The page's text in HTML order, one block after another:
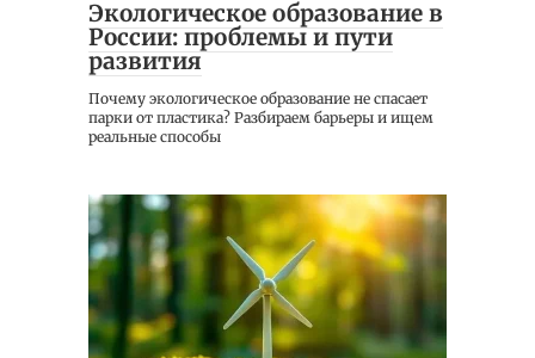
Экологическое образование в
России: проблемы и пути
развития
Почему экологическое образование не спасает
парки от пластика? Разбираем барьеры и ищем
реальные способы